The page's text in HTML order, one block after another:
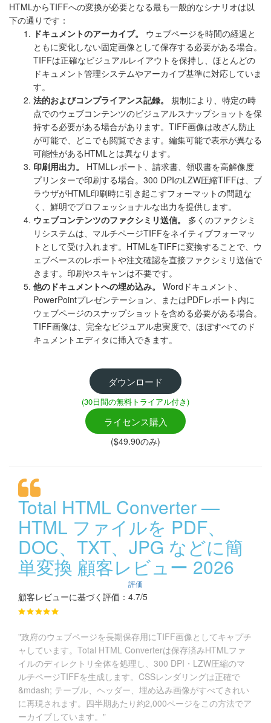
HTMLからTIFFへの変換が必要となる最も一般的なシナリオは以
下の通りです：
ドキュメントのアーカイブ。
ウェブページを時間の経過と
ともに変化しない固定画像として保存する必要がある場合。
TIFFは正確なビジュアルレイアウトを保持し、ほとんどの
ドキュメント管理システムやアーカイブ基準に対応していま
す。
法的およびコンプライアンス記録。
規制により、特定の時
点でのウェブコンテンツのビジュアルスナップショットを保
持する必要がある場合があります。TIFF画像は改ざん防止
が可能で、どこでも閲覧できます。編集可能で表示が異なる
可能性があるHTMLとは異なります。
印刷用出力。
HTMLレポート、請求書、領収書を高解像度
プリンターで印刷する場合。300 DPIのLZW圧縮TIFFは、ブ
ラウザがHTML印刷時に引き起こすフォーマットの問題な
く、鮮明でプロフェッショナルな出力を提供します。
ウェブコンテンツのファクシミリ送信。
多くのファクシミ
リシステムは、マルチページTIFFをネイティブフォーマッ
トとして受け入れます。HTMLをTIFFに変換することで、ウ
ェブベースのレポートや注文確認を直接ファクシミリ送信で
きます。印刷やスキャンは不要です。
他のドキュメントへの埋め込み。
Wordドキュメント、
PowerPointプレゼンテーション、またはPDFレポート内に
ウェブページのスナップショットを含める必要がある場合。
TIFF画像は、完全なビジュアル忠実度で、ほぼすべてのド
キュメントエディタに挿入できます。
ダウンロード
(30日間の無料トライアル付き)
ライセンス購入
($49.90のみ)
Total HTML Converter —
HTML ファイルを PDF、
DOC、TXT、JPG などに簡
単変換 顧客レビュー 2026
評価
顧客レビューに基づく評価：4.7/5
"政府のウェブページを長期保存用にTIFF画像としてキャプチ
ャしています。Total HTML Converterは保存済みHTMLファ
イルのディレクトリ全体を処理し、300 DPI・LZW圧縮のマ
ルチページTIFFを生成します。CSSレンダリングは正確で
&mdash; テーブル、ヘッダー、埋め込み画像がすべてきれい
に再現されます。四半期あたり約2,000ページをこの方法でア
ーカイブしています。"